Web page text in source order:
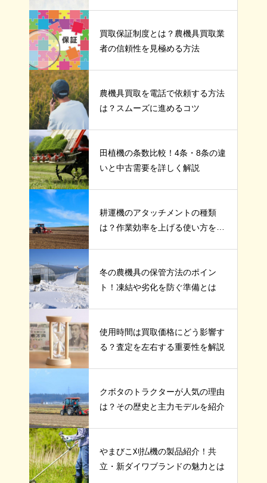
買取保証制度とは？農機具買取業
者の信頼性を見極める方法
農機具買取を電話で依頼する方法
は？スムーズに進めるコツ
田植機の条数比較！4条・8条の違
いと中古需要を詳しく解説
耕運機のアタッチメントの種類
は？作業効率を上げる使い方を紹
冬の農機具の保管方法のポイン
ト！凍結や劣化を防ぐ準備とは
使用時間は買取価格にどう影響す
る？査定を左右する重要性を解説
クボタのトラクターが人気の理由
は？その歴史と主力モデルを紹介
やまびこ刈払機の製品紹介！共
立・新ダイワブランドの魅力とは